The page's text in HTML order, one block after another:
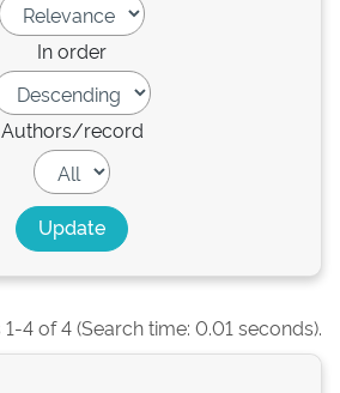
In order
Authors/record
1-4 of 4 (Search time: 0.01 seconds).